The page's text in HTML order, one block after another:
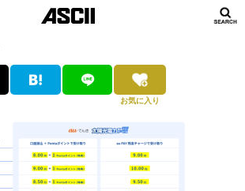
お気に入り